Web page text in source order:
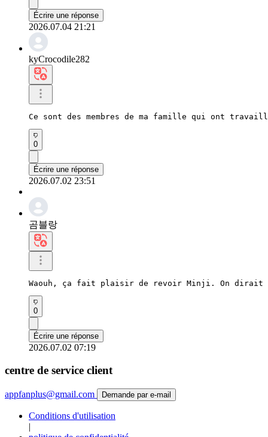
Écrire une réponse
2026.07.04 21:21
kyCrocodile282
Ce sont des membres de ma famille qui ont
0
Écrire une réponse
2026.07.02 23:51
곰블랑
Waouh, ça fait plaisir de revoir Minji. On dirait
0
Écrire une réponse
2026.07.02 07:19
centre de service client
appfanplus@gmail.com Demande par e-mail
Conditions d'utilisation
|